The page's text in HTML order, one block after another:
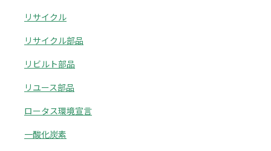
リサイクル
リサイクル部品
リビルト部品
リユース部品
ロータス環境宣言
一酸化炭素